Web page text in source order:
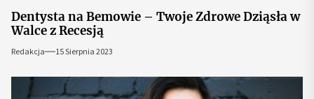
Dentysta na Bemowie – Twoje Zdrowe Dziąsła w
Walce z Recesją
Redakcja 15 Sierpnia 2023